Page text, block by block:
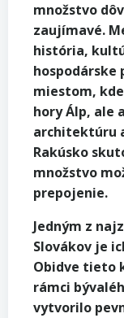
množstvo
zaujímavé.
história,
hospodárske
miestom,
hory Álp, ale
architektúru
Rakúsko
množstvo
prepojenie.
Jedným z
Slovákov je
Obidve tieto
rámci
vytvorilo